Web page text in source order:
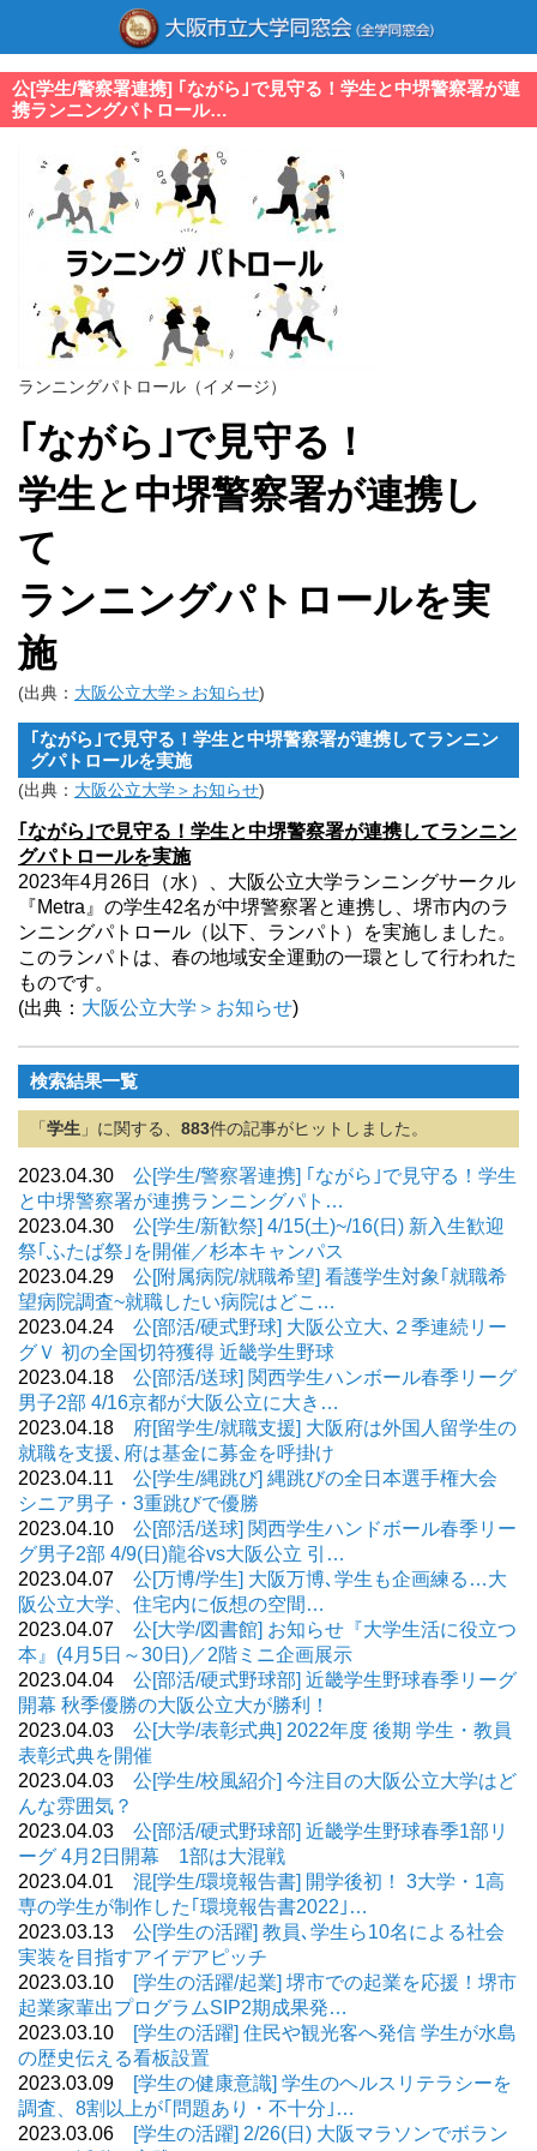
公[学生/警察署連携] ｢ながら｣で見守る！学生と中堺警察署が連
携ランニングパトロール…
ランニングパトロール（イメージ）
｢ながら｣で見守る！
学生と中堺警察署が連携し
て
ランニングパトロールを実
施
(出典： 大阪公立大学＞お知らせ)
｢ながら｣で見守る！学生と中堺警察署が連携してランニン
グパトロールを実施
(出典： 大阪公立大学＞お知らせ)
｢ながら｣で見守る！学生と中堺警察署が連携してランニン
グパトロールを実施
2023年4月26日（水）、大阪公立大学ランニングサークル
『Metra』の学生42名が中堺警察署と連携し、堺市内のラ
ンニングパトロール（以下、ランパト）を実施しました。
このランパトは、春の地域安全運動の一環として行われた
ものです。
(出典： 大阪公立大学＞お知らせ)
検索結果一覧
「 学生 」に関する、 883件の記事がヒットしました。
2023.04.30 公[学生/警察署連携] ｢ながら｣で見守る！学生
と中堺警察署が連携ランニングパト…
2023.04.30 公[学生/新歓祭] 4/15(土)~/16(日) 新入生歓迎
祭｢ふたば祭｣を開催／杉本キャンパス
2023.04.29 公[附属病院/就職希望] 看護学生対象｢就職希
望病院調査~就職したい病院はどこ…
2023.04.24 公[部活/硬式野球] 大阪公立大､２季連続リー
グＶ 初の全国切符獲得 近畿学生野球
2023.04.18 公[部活/送球] 関西学生ハンボール春季リーグ
男子2部 4/16京都が大阪公立に大き…
2023.04.18
府[留学生/就職支援] 大阪府は外国人留学生の
就職を支援､府は基金に募金を呼掛け
2023.04.11 公[学生/縄跳び] 縄跳びの全日本選手権大会
シニア男子・3重跳びで優勝
2023.04.10 公[部活/送球] 関西学生ハンドボール春季リー
グ男子2部 4/9(日)龍谷vs大阪公立 引…
2023.04.07 公[万博/学生] 大阪万博､学生も企画練る…大
阪公立大学、住宅内に仮想の空間…
2023.04.07 公[大学/図書館] お知らせ『大学生活に役立つ
本』(4月5日～30日)／2階ミニ企画展示
2023.04.04 公[部活/硬式野球部] 近畿学生野球春季リーグ
開幕 秋季優勝の大阪公立大が勝利！
2023.04.03 公[大学/表彰式典] 2022年度 後期 学生・教員
表彰式典を開催
2023.04.03 公[学生/校風紹介] 今注目の大阪公立大学はど
んな雰囲気？
2023.04.03 公[部活/硬式野球部] 近畿学生野球春季1部リ
ーグ 4月2日開幕 1部は大混戦
2023.04.01 混[学生/環境報告書] 開学後初！ 3大学・1高
専の学生が制作した｢環境報告書2022｣…
2023.03.13 公[学生の活躍] 教員､学生ら10名による社会
実装を目指すアイデアピッチ
2023.03.10
[学生の活躍/起業] 堺市での起業を応援！堺市
起業家輩出プログラムSIP2期成果発…
2023.03.10
[学生の活躍] 住民や観光客へ発信 学生が水島
の歴史伝える看板設置
2023.03.09
[学生の健康意識] 学生のヘルスリテラシーを
調査、8割以上が｢問題あり・不十分｣…
2023.03.06
[学生の活躍] 2/26(日) 大阪マラソンでボラン